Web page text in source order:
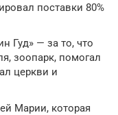
поставки 80%
Гуд» — за то, что
зоопарк, помогал
церкви и
Марии, которая